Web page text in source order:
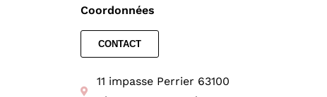
Coordonnées
CONTACT
11 impasse Perrier 63100